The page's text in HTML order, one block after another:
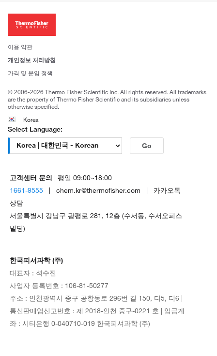
투자자
사회적 책임
브랜드
이용 약관
개인정보 처리방침
가격 및 운임 정책
© 2006-2026 Thermo Fisher Scientific Inc. All rights reserved. All trademarks
are the property of Thermo Fisher Scientific and its subsidiaries unless
otherwise specified.
Korea
Select Language:
Go
고객센터 문의 | 평일 09:00~18:00
1661-9555 | chem.kr@thermofisher.com | 카카오톡
상담
서울특별시 강남구 광평로 281, 12층 (수서동, 수서오피스
빌딩)
한국피셔과학 (주)
대표자 : 석수진
사업자 등록번호 : 106-81-50277
주소 : 인천광역시 중구 공항동로 296번 길 150, 디5, 디6 |
통신판매업신고번호 : 제 2018-인천 중구-0221 호 | 입금계
좌 : 시티은행 0-040710-019 한국피셔과학 (주)